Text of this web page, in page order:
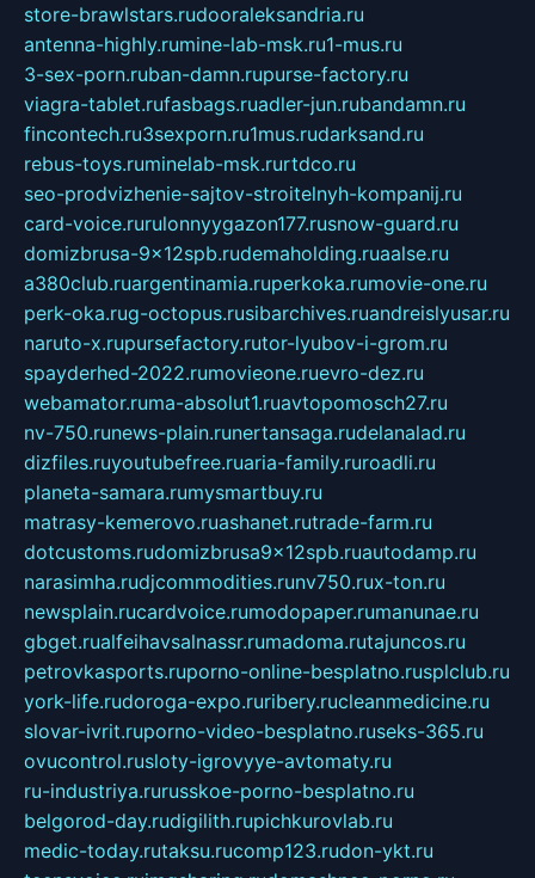
store-brawlstars.rudooraleksandria.ru
antenna-highly.rumine-lab-msk.ru1-mus.ru
3-sex-porn.ruban-damn.rupurse-factory.ru
viagra-tablet.rufasbags.ruadler-jun.rubandamn.ru
fincontech.ru3sexporn.ru1mus.rudarksand.ru
rebus-toys.ruminelab-msk.rurtdco.ru
seo-prodvizhenie-sajtov-stroitelnyh-kompanij.ru
card-voice.rurulonnyygazon177.rusnow-guard.ru
domizbrusa-9x12spb.rudemaholding.ruaalse.ru
a380club.ruargentinamia.ruperkoka.rumovie-one.ru
perk-oka.rug-octopus.rusibarchives.ruandreislyusar.ru
naruto-x.rupursefactory.rutor-lyubov-i-grom.ru
spayderhed-2022.rumovieone.ruevro-dez.ru
webamator.ruma-absolut1.ruavtopomosch27.ru
nv-750.runews-plain.runertansaga.rudelanalad.ru
dizfiles.ruyoutubefree.ruaria-family.ruroadli.ru
planeta-samara.rumysmartbuy.ru
matrasy-kemerovo.ruashanet.rutrade-farm.ru
dotcustoms.rudomizbrusa9x12spb.ruautodamp.ru
narasimha.rudjcommodities.runv750.rux-ton.ru
newsplain.rucardvoice.rumodopaper.rumanunae.ru
gbget.rualfeihavsalnassr.rumadoma.rutajuncos.ru
petrovkasports.ruporno-online-besplatno.rusplclub.ru
york-life.rudoroga-expo.ruribery.rucleanmedicine.ru
slovar-ivrit.ruporno-video-besplatno.ruseks-365.ru
ovucontrol.rusloty-igrovyye-avtomaty.ru
ru-industriya.rurusskoe-porno-besplatno.ru
belgorod-day.rudigilith.rupichkurovlab.ru
medic-today.rutaksu.rucomp123.rudon-ykt.ru